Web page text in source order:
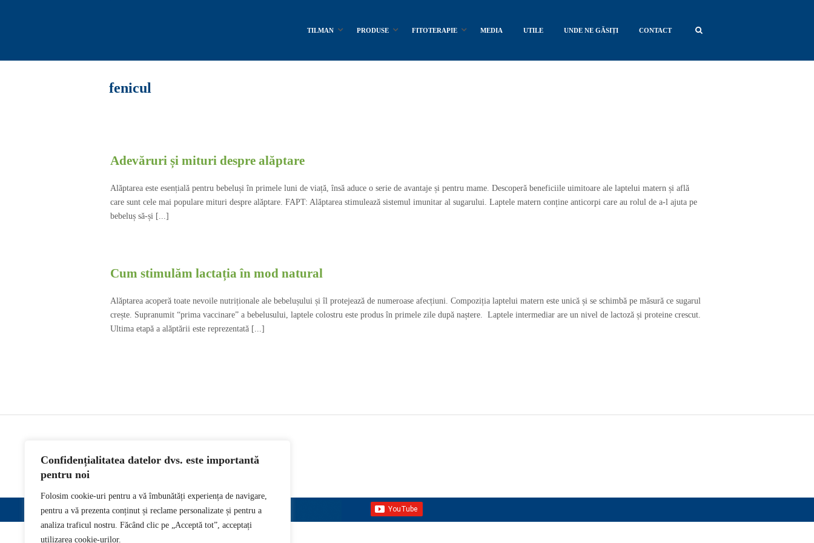
Confidențialitatea datelor dvs. este importantă
pentru noi
Folosim cookie-uri pentru a vă îmbunătăți experiența de navigare,
pentru a vă prezenta conținut și reclame personalizate și pentru a
analiza traficul nostru. Făcând clic pe „Acceptă tot”, acceptați
utilizarea cookie-urilor.
TILMAN PRODUSE FITOTERAPIE MEDIA UTILE UNDE NE GĂSIȚI CONTACT
fenicul
Adevăruri și mituri despre alăptare
Alăptarea este esențială pentru bebeluși în primele luni de viață, însă aduce o serie de avantaje și pentru mame. Descoperă beneficiile uimitoare ale laptelui matern și află
care sunt cele mai populare mituri despre alăptare. FAPT: Alăptarea stimulează sistemul imunitar al sugarului. Laptele matern conține anticorpi care au rolul de a-l ajuta pe
bebeluș să-și [...]
Cum stimulăm lactația în mod natural
Alăptarea acoperă toate nevoile nutriționale ale bebelușului și îl protejează de numeroase afecțiuni. Compoziția laptelui matern este unică și se schimbă pe măsură ce sugarul
crește. Supranumit “prima vaccinare” a bebelusului, laptele colostru este produs în primele zile după naștere. Laptele intermediar are un nivel de lactoză și proteine crescut.
Ultima etapă a alăptării este reprezentată [...]